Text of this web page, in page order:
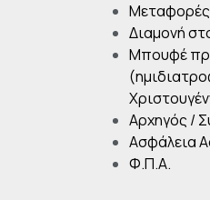
Διαμονή
Μπουφέ
Αρχηγός /
Ασφάλεια
Φ.Π.Α.